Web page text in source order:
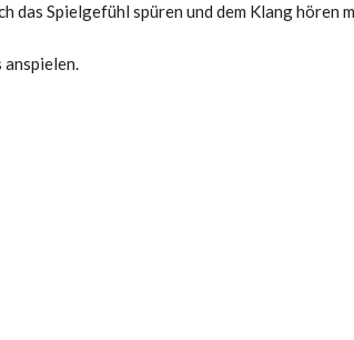
das Spielgefühl spüren und dem Klang hören